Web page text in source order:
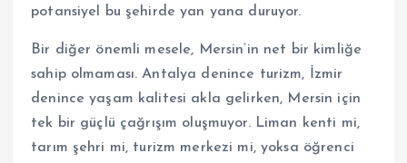
potansiyel bu şehirde yan yana duruyor.
Bir diğer önemli mesele, Mersin’in net bir kimliğe
sahip olmaması. Antalya denince turizm, İzmir
denince yaşam kalitesi akla gelirken, Mersin için
tek bir güçlü çağrışım oluşmuyor. Liman kenti mi,
tarım şehri mi, turizm merkezi mi, yoksa öğrenci